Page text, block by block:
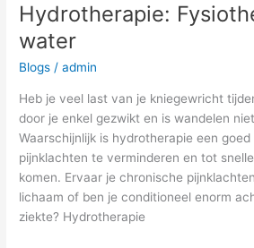
Hydrotherapie:
water
Blogs /admin
Heb je veel last van je kniegewricht
door je enkel gezwikt en is wandelen
Waarschijnlijk is hydrotherapie een goed
pijnklachten te verminderen en tot
komen. Ervaar je chronische
lichaam of ben je conditioneel enorm
ziekte? Hydrotherapie